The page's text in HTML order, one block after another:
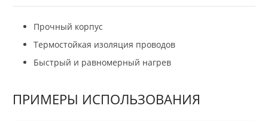
Прочный корпус
Термостойкая изоляция проводов
Быстрый и равномерный нагрев
ПРИМЕРЫ ИСПОЛЬЗОВАНИЯ